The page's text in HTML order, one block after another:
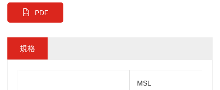
PDF
規格
MSL